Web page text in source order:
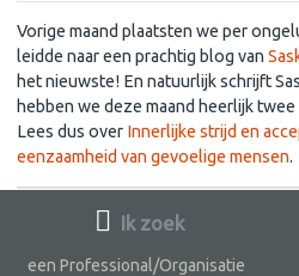
Vorige maand plaatsten we per
leidde naar een prachtig blog van
het nieuwste! En natuurlijk schrijft
hebben we deze maand heerlijk
Lees dus over Innerlijke strijd en
eenzaamheid van gevoelige mensen.
Ik zoek
een Professional/Organisatie